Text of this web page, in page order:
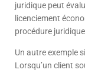
juridique peut
licenciement
procédure
Un autre exemple
Lorsqu’un client